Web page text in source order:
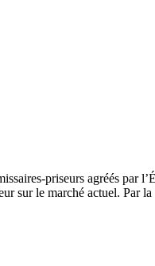
priseurs agréés par
sur le marché actuel. Par